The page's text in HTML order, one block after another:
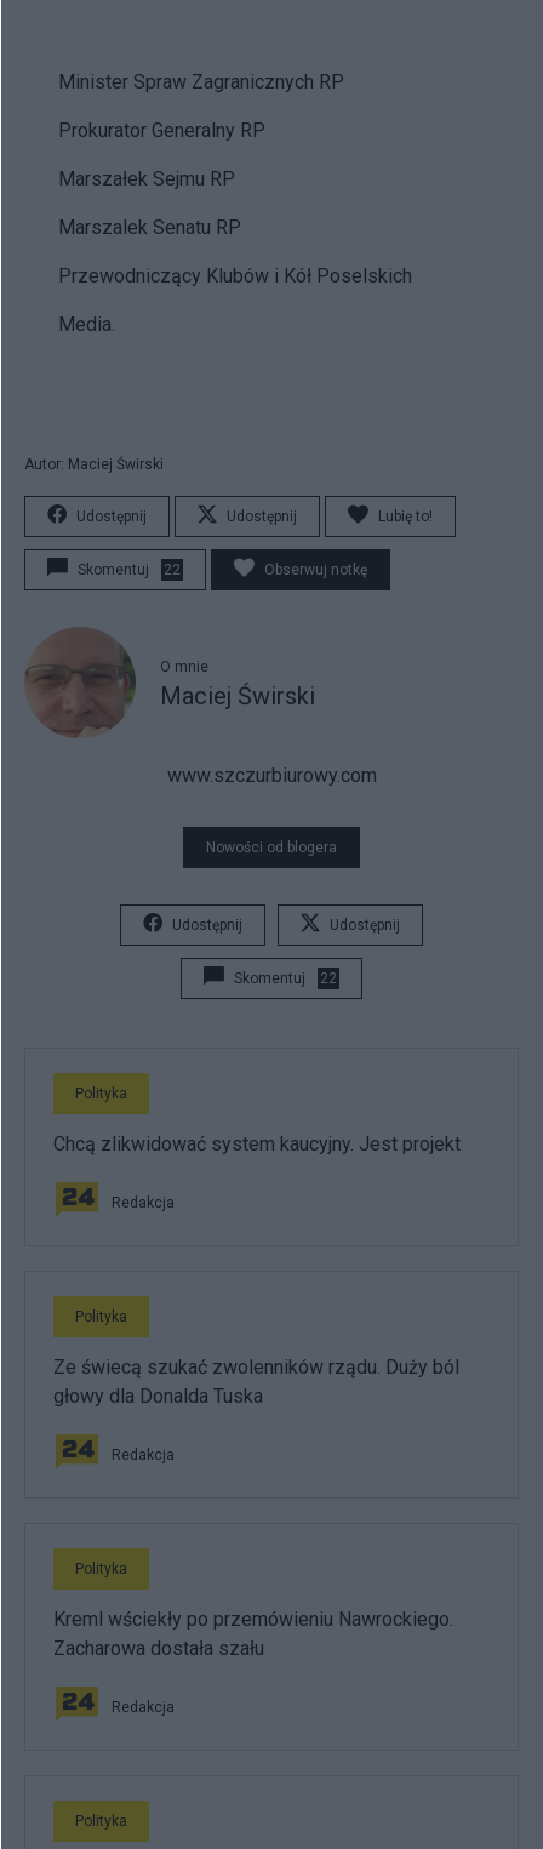
Minister Spraw Zagranicznych RP
Prokurator Generalny RP
Marszałek Sejmu RP
Marszalek Senatu RP
Przewodniczący Klubów i Kół Poselskich
Media.
Autor: Maciej Świrski
Udostępnij Udostępnij Lubię to!
Skomentuj 22 Obserwuj notkę
O mnie
Maciej Świrski
www.szczurbiurowy.com
Nowości od blogera
Udostępnij Udostępnij
Skomentuj 22
Polityka
Chcą zlikwidować system kaucyjny. Jest projekt
Redakcja
Polityka
Ze świecą szukać zwolenników rządu. Duży ból
głowy dla Donalda Tuska
Redakcja
Polityka
Kreml wściekły po przemówieniu Nawrockiego.
Zacharowa dostała szału
Redakcja
Polityka